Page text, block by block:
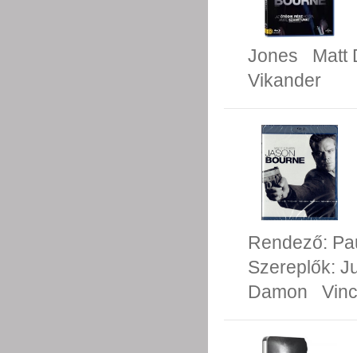
Jones
Matt
Vikander
Rendező:
Szereplők:
Damon